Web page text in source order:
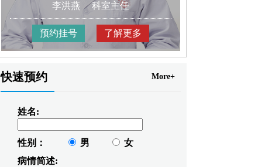
李洪燕 科室主任
预约挂号 了解更多
快速预约 More+
姓名:
性别： 男
女
病情简述: